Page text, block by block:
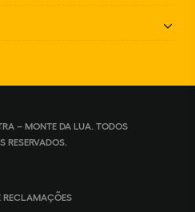
– MONTE DA LUA. TODOS
RESERVADOS.
RECLAMAÇÕES